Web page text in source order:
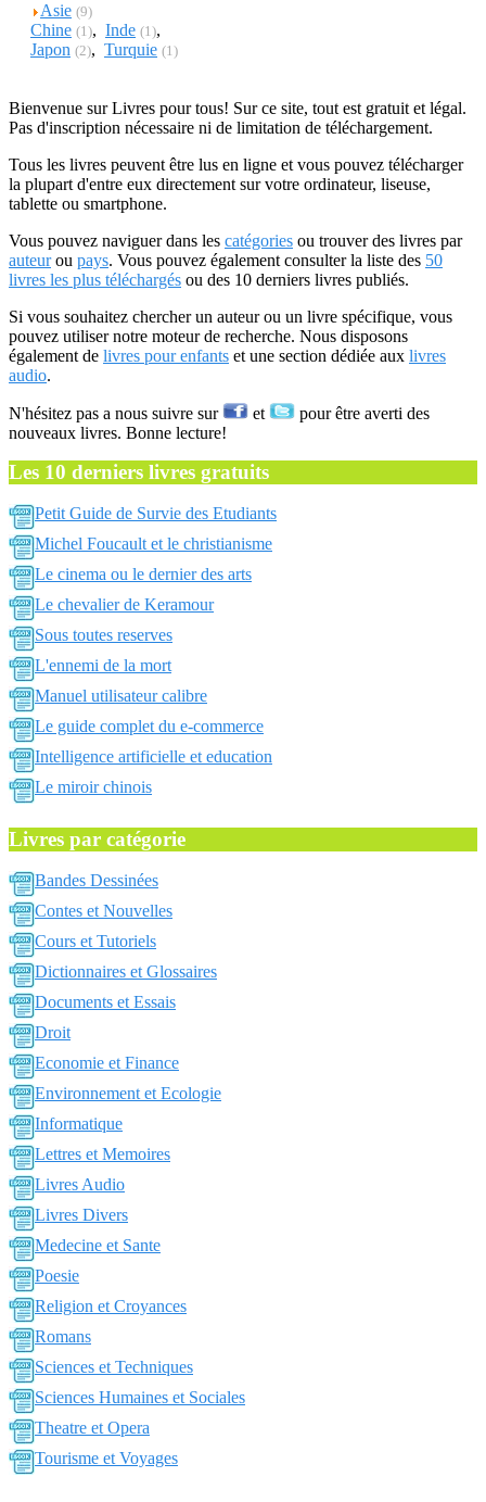
Asie (9)
Chine (1), Inde (1),
Japon (2), Turquie (1)
Bienvenue sur Livres pour tous! Sur ce site, tout est gratuit et légal.
Pas d'inscription nécessaire ni de limitation de téléchargement.
Tous les livres peuvent être lus en ligne et vous pouvez télécharger
la plupart d'entre eux directement sur votre ordinateur, liseuse,
tablette ou smartphone.
Vous pouvez naviguer dans les catégories ou trouver des livres par
auteurou pays. Vous pouvez également consulter la liste des 50
livres les plus téléchargés ou des 10 derniers livres publiés.
Si vous souhaitez chercher un auteur ou un livre spécifique, vous
pouvez utiliser notre moteur de recherche. Nous disposons
également de livres pour enfants et une section dédiée aux livres
audio.
N'hésitez pas a nous suivre sur et
pour être averti des
nouveaux livres. Bonne lecture!
Les 10 derniers livres gratuits
Petit Guide de Survie des Etudiants
Michel Foucault et le christianisme
Le cinema ou le dernier des arts
Le chevalier de Keramour
Sous toutes reserves
L'ennemi de la mort
Manuel utilisateur calibre
Le guide complet du e-commerce
Intelligence artificielle et education
Le miroir chinois
Livres par catégorie
Bandes Dessinées
Contes et Nouvelles
Cours et Tutoriels
Dictionnaires et Glossaires
Documents et Essais
Droit
Economie et Finance
Environnement et Ecologie
Informatique
Lettres et Memoires
Livres Audio
Livres Divers
Medecine et Sante
Poesie
Religion et Croyances
Romans
Sciences et Techniques
Sciences Humaines et Sociales
Theatre et Opera
Tourisme et Voyages